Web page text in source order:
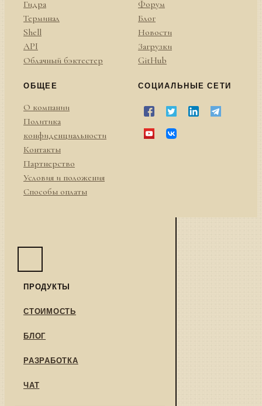
Гидра
Терминал
Shell
API
Облачный бэктестер
Форум
Блог
Новости
Загрузки
GitHub
ОБЩЕЕ
О компании
Политика
конфиденциальности
Контакты
Партнерство
Условия и положения
Способы оплаты
СОЦИАЛЬНЫЕ СЕТИ
ПРОДУКТЫ
СТОИМОСТЬ
БЛОГ
РАЗРАБОТКА
ЧАТ